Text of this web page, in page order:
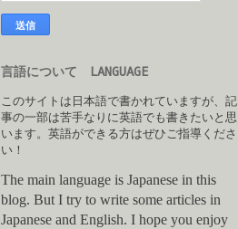
言語について LANGUAGE
このサイトは日本語で書かれていますが、記
事の一部は苦手なりに英語でも書きたいと思
います。英語ができる方はぜひご指導くださ
い！
The main language is Japanese in this
blog. But I try to write some articles in
Japanese and English. I hope you enjoy